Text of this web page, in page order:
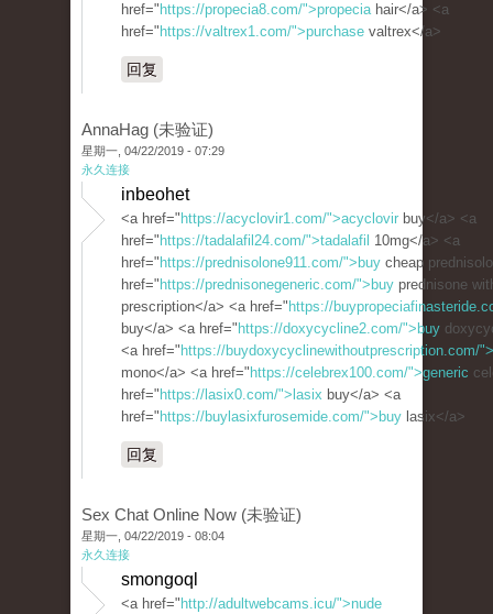
href=" https://propecia8.com/">propeciahair</a> <a
href=" https://valtrex1.com/">purchase valtrex</a>
回复
AnnaHag (未验证)
星期一, 04/22/2019 - 07:29
永久连接
inbeohet
<a href=" https://acyclovir1.com/">acyclovir buy</a> <a
href=" https://tadalafil24.com/">tadalafil 10mg</a> <a
href=" https://prednisolone911.com/">buy cheap
href=" https://prednisonegeneric.com/">buy prednisone
prescription</a> <a href=" https://
buy</a> <a href=" https://doxycycline2.com/">buy
<a href=" https://buydoxycyclinewithoutprescription.com/
mono</a> <a href=" https://celebrex100.com/">generic
href=" https://lasix0.com/">lasix buy</a> <a
href=" https://buylasixfurosemide.com/">buy lasix</a>
回复
Sex Chat Online Now (未验证)
星期一, 04/22/2019 - 08:04
永久连接
smongoql
<a href=" http://adultwebcams.icu/">nude